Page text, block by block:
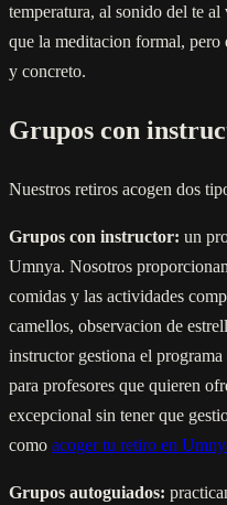
temperatura, al sonido del te
que la meditacion formal, pero
y concreto.
Grupos con
Nuestros retiros acogen dos
Grupos con instructor: un
Umnya. Nosotros
comidas y las actividades
camellos, observacion de
instructor gestiona el
para profesores que quieren
excepcional sin tener que
como acoger tu retiro en
Grupos autoguiados: